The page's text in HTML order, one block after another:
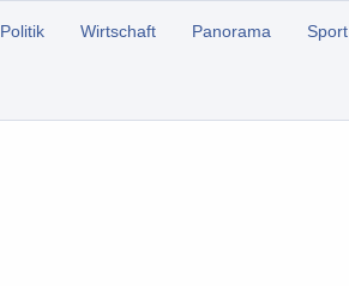
Politik Wirtschaft Panorama Sport